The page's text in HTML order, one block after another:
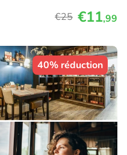
€25 €11,99
40% réduction